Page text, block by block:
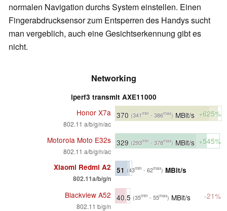
normalen Navigation durchs System einstellen. Einen
Fingerabdrucksensor zum Entsperren des Handys sucht
man vergeblich, auch eine Gesichtserkennung gibt es
nicht.
Networking
iperf3 transmit AXE11000
Honor X7a
802.11 a/b/g/n/ac
370 (341min - 386max) MBit/s +625%
Motorola Moto E32s
802.11 a/b/g/n/ac
329 (293min - 378max) MBit/s +545%
Xiaomi Redmi A2
802.11a/b/g/n
51 (43min - 62max) MBit/s
Blackview A52
802.11 b/g/n
40.5 (35min - 55max) MBit/s -21%